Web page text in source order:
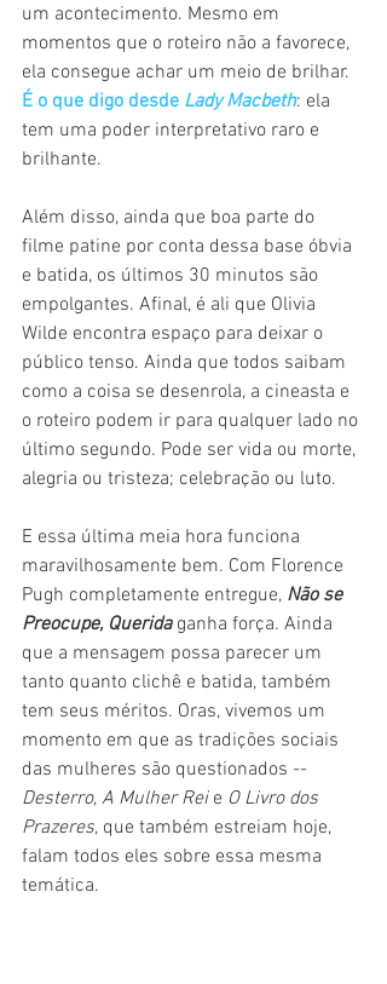
um acontecimento. Mesmo em
momentos que o roteiro não a favorece,
ela consegue achar um meio de brilhar.
É o que digo desde Lady Macbeth: ela
tem uma poder interpretativo raro e
brilhante.
Além disso, ainda que boa parte do
filme patine por conta dessa base óbvia
e batida, os últimos 30 minutos são
empolgantes. Afinal, é ali que Olivia
Wilde encontra espaço para deixar o
público tenso. Ainda que todos saibam
como a coisa se desenrola, a cineasta e
o roteiro podem ir para qualquer lado no
último segundo. Pode ser vida ou morte,
alegria ou tristeza; celebração ou luto.
E essa última meia hora funciona
maravilhosamente bem. Com Florence
Pugh completamente entregue, Não se
Preocupe, Querida ganha força. Ainda
que a mensagem possa parecer um
tanto quanto clichê e batida, também
tem seus méritos. Oras, vivemos um
momento em que as tradições sociais
das mulheres são questionados --
Desterro, A Mulher Rei e O Livro dos
Prazeres, que também estreiam hoje,
falam todos eles sobre essa mesma
temática.